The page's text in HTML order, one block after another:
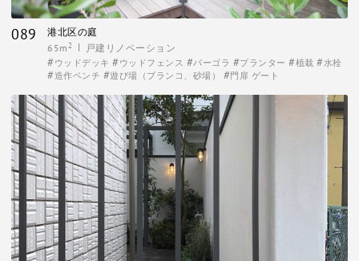
089
港北区の庭
65m 2 戸建リノベーション
ウッドデッキ ウッドフェンス パーゴラ プランター 植栽
水栓
造作ベンチ
遊び場（ブランコ、砂場） 門扉 ゲート